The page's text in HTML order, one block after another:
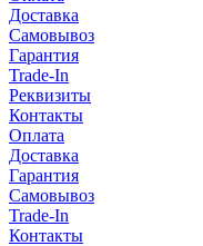
Доставка
Самовывоз
Гарантия
Trade-In
Реквизиты
Контакты
Оплата
Доставка
Гарантия
Самовывоз
Trade-In
Контакты